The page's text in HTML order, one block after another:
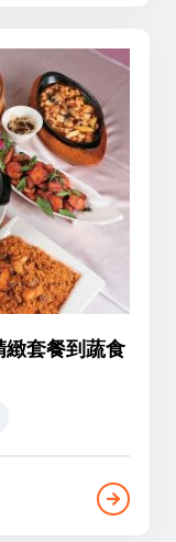
套餐到蔬食